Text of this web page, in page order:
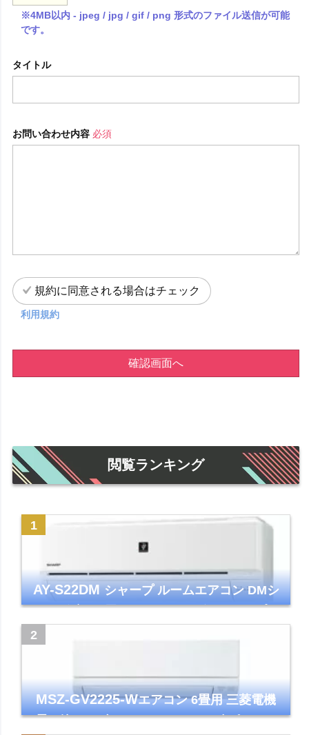
※4MB以内 - jpeg / jpg / gif / png 形式のファイル送信が可能
です。
タイトル
お問い合わせ内容 必須
規約に同意される場合はチェック
利用規約
確認画面へ
閲覧ランキング
AY-S22DMシャープ ルームエアコン DMシ
リーズ 主に6畳 ホワイト 2024年モデル プラ
MSZ-GV2225-Wエアコン 6畳用 三菱電機
霧ヶ峰 2025年モデル GVシリーズ ピュアホ